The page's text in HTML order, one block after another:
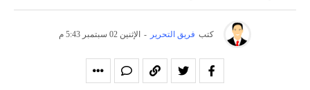
كتب فريق التحرير - الإثنين 02 سبتمبر 5:43 م